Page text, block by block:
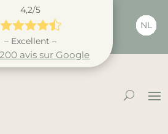
4,2/5

– Excellent –
avis sur Google
NL